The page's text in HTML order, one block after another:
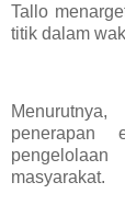
Tallo
titik dalam
penerapan
masyarakat.